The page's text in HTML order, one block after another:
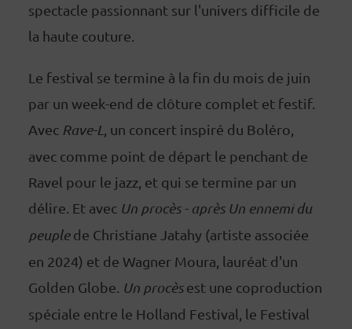
spectacle passionnant sur l'univers difficile de
la haute couture.
Le festival se termine à la fin du mois de juin
par un week-end de clôture complet et festif.
Avec Rave-L , un concert inspiré du Boléro,
avec comme point de départ le penchant de
Ravel pour le jazz, et qui se termine par un
délire. Et avec Un procès - après Un ennemi du
peuplede Christiane Jatahy (artiste associée
en 2024) et de Wagner Moura, lauréat d'un
Golden Globe. Un procèsest une coproduction
spéciale entre le Holland Festival, le Festival